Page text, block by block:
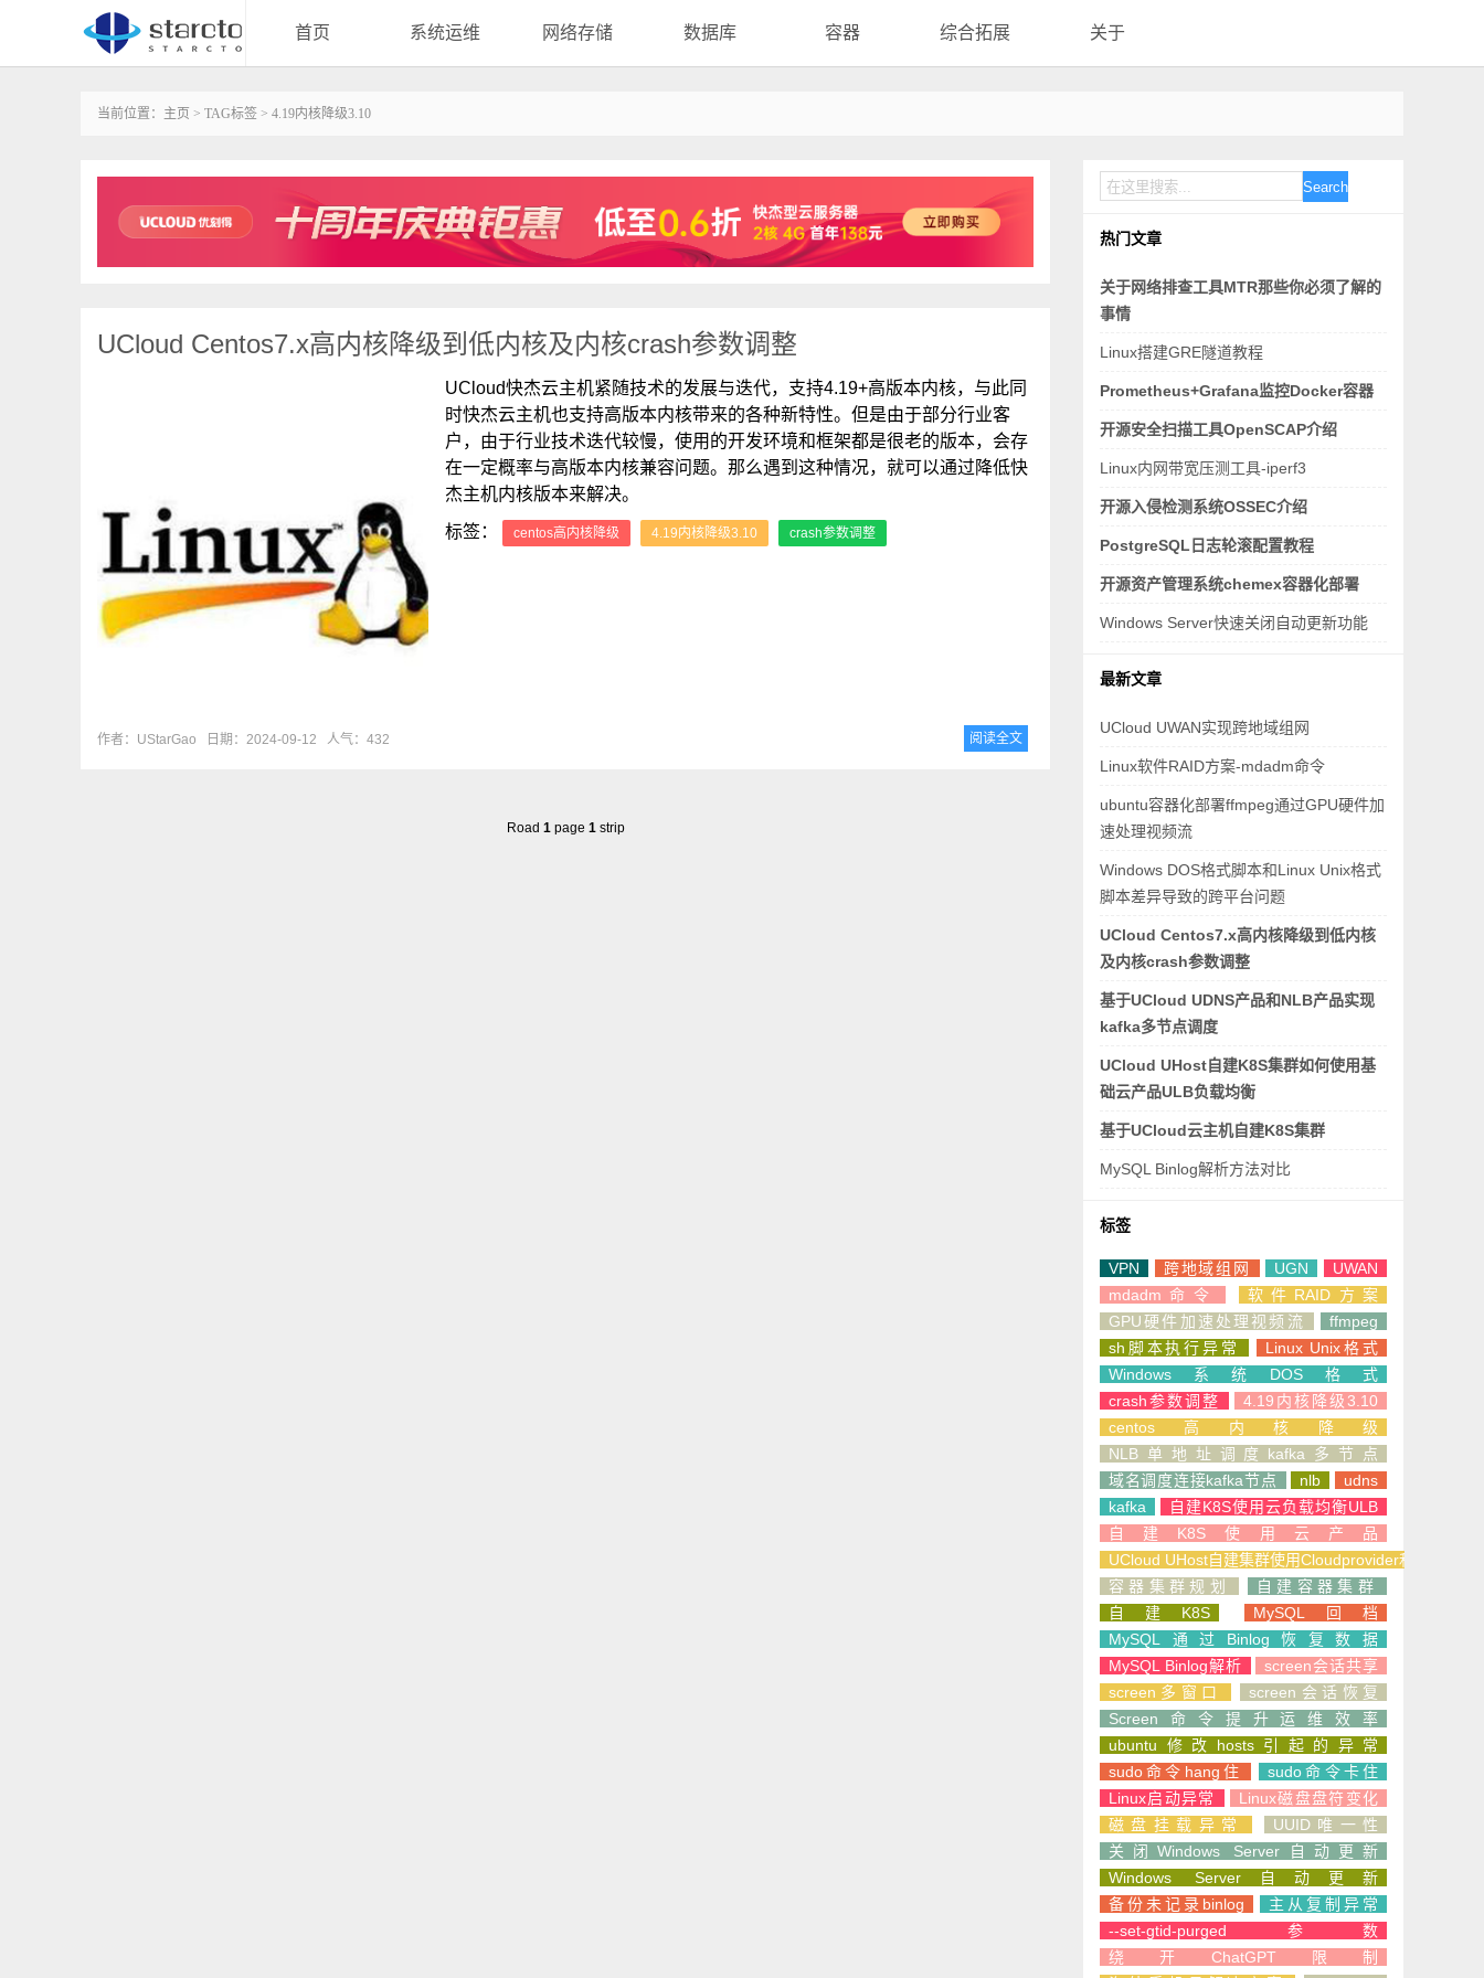
首页 系统运维 网络存储 数据库 容器 综合拓展 关于
当前位置： 主页 > TAG标签 > 4.19内核降级3.10
UCloud Centos7.x高内核降级到低内核及内核crash参数调整
UCloud快杰云主机紧随技术的发展与迭代，支持4.19+高版本内核，与此同
时快杰云主机也支持高版本内核带来的各种新特性。但是由于部分行业客
户，由于行业技术迭代较慢，使用的开发环境和框架都是很老的版本，会存
在一定概率与高版本内核兼容问题。那么遇到这种情况，就可以通过降低快
杰主机内核版本来解决。
标签：
centos高内核降级 4.19内核降级3.10 crash参数调整
作者：UStarGao 日期：2024-09-12 人气：432 阅读全文
Road 1 page 1 strip
Search
热门文章
关于网络排查工具MTR那些你必须了解的
事情
Linux搭建GRE隧道教程
Prometheus+Grafana监控Docker容器
开源安全扫描工具OpenSCAP介绍
Linux内网带宽压测工具-iperf3
开源入侵检测系统OSSEC介绍
PostgreSQL日志轮滚配置教程
开源资产管理系统chemex容器化部署
Windows Server快速关闭自动更新功能
最新文章
UCloud UWAN实现跨地域组网
Linux软件RAID方案-mdadm命令
ubuntu容器化部署ffmpeg通过GPU硬件加
速处理视频流
Windows DOS格式脚本和Linux Unix格式
脚本差异导致的跨平台问题
UCloud Centos7.x高内核降级到低内核
及内核crash参数调整
基于UCloud UDNS产品和NLB产品实现
kafka多节点调度
UCloud UHost自建K8S集群如何使用基
础云产品ULB负载均衡
基于UCloud云主机自建K8S集群
MySQL Binlog解析方法对比
标签
VPN 跨地域组网 UGN
UWAN
mdadm命令
软件RAID方案
GPU硬件加速处理视频流
ffmpeg
sh脚本执行异常
Linux Unix格式
Windows系统DOS格式
crash参数调整
4.19内核降级3.10
centos高内核降级
NLB单地址调度kafka多节点
域名调度连接kafka节点
nlb
udns
kafka
自建K8S使用云负载均衡ULB
自建K8S使用云产品
UCloud UHost自建集群使用Cloudprovider和CSI
容器集群规划
自建容器集群
自建K8S
MySQL回档
MySQL通过Binlog恢复数据
MySQL Binlog解析
screen会话共享
screen多窗口
screen会话恢复
Screen命令提升运维效率
ubuntu修改hosts引起的异常
sudo命令hang住
sudo命令卡住
Linux启动异常
Linux磁盘盘符变化
磁盘挂载异常
UUID唯一性
关闭Windows Server自动更新
Windows Server自动更新
备份未记录binlog
主从复制异常
--set-gtid-purged参数
绕开ChatGPT限制